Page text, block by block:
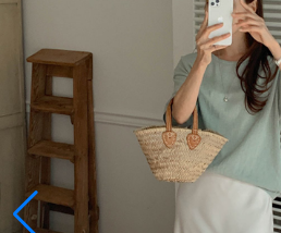
오늘발송
세일50-80%
임산부화장품
원
블
티
아
레
수